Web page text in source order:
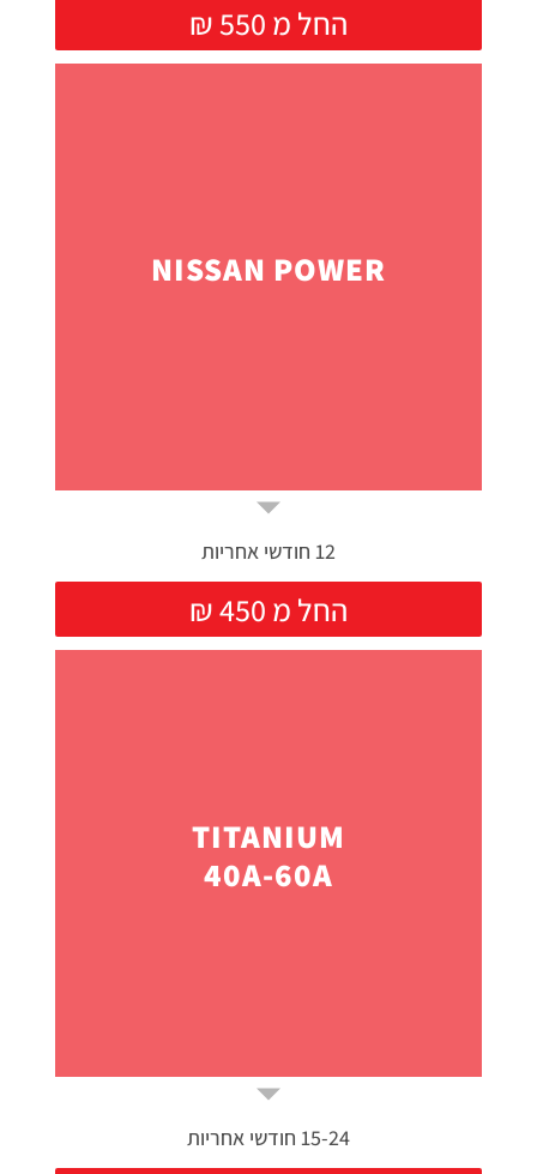
₪ החל מ 550
NISSAN POWER
12 חודשי אחריות
₪ החל מ 450
TITANIUM
40A-60A
15-24 חודשי אחריות